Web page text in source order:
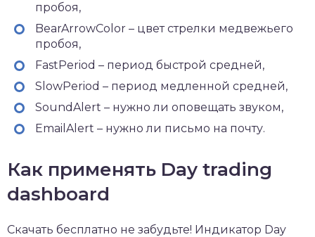
пробоя,
BearArrowColor – цвет стрелки медвежьего
пробоя,
FastPeriod – период быстрой средней,
SlowPeriod – период медленной средней,
SoundAlert – нужно ли оповещать звуком,
EmailAlert – нужно ли письмо на почту.
Как применять Day trading
dashboard
Скачать бесплатно не забудьте! Индикатор Day